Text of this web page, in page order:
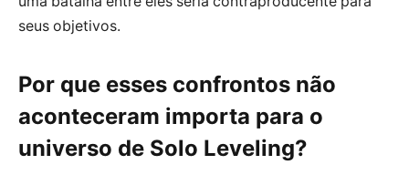
seus objetivos.
Por que esses confrontos não
aconteceram importa para o
universo de Solo Leveling?